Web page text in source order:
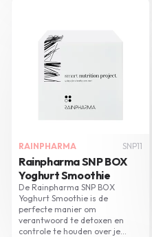
RAINPHARMA SNP11
Rainpharma SNP BOX
Yoghurt Smoothie
De Rainpharma SNP BOX
Yoghurt Smoothie is de
perfecte manier om
verantwoord te detoxen en
controle te houden over je